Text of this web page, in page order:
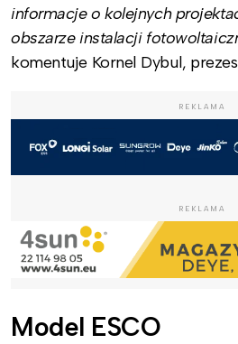
informacje o kolejnych
obszarze instalacji
komentuje Kornel Dybul, prezes
REKLAMA
REKLAMA
Model ESCO